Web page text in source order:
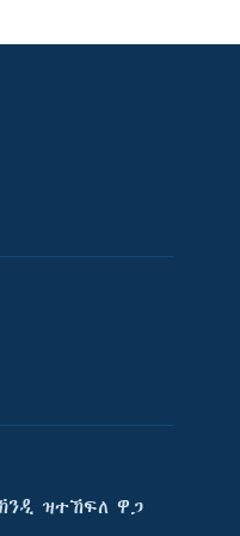
ዝተኸፍለ ዋጋ